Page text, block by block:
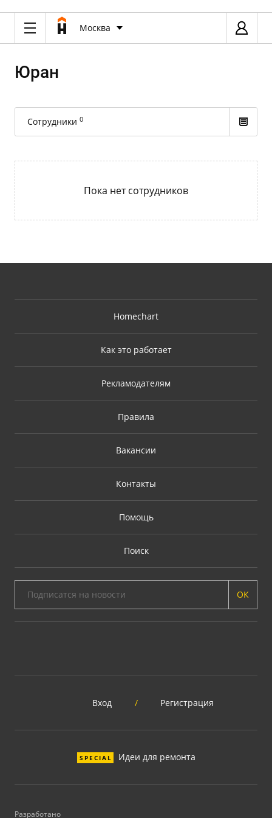
Москва
Юран
Сотрудники 0
Пока нет сотрудников
Homechart
Как это работает
Рекламодателям
Правила
Вакансии
Контакты
Помощь
Поиск
ОК
Вход / Регистрация
SPECIAL Идеи для ремонта
Разработано